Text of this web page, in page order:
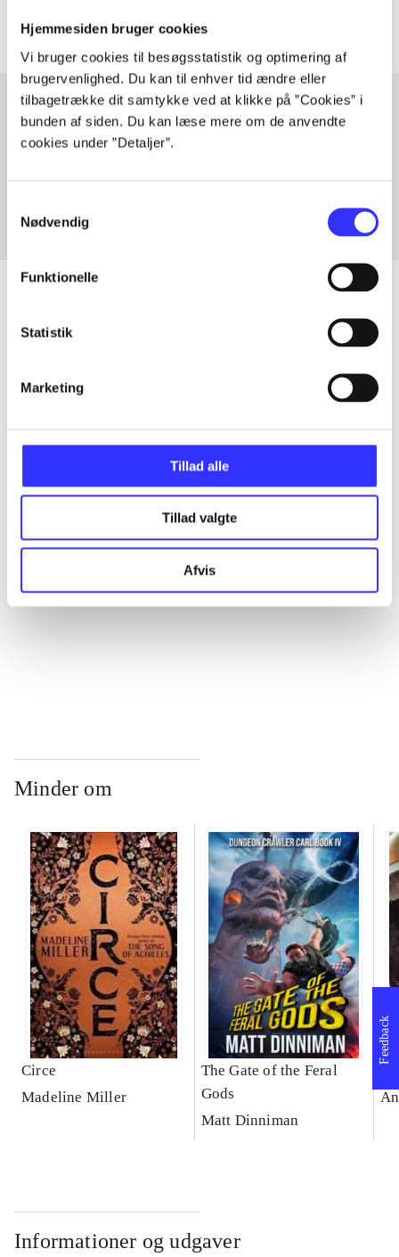
Hjemmesiden bruger cookies
Vi bruger cookies til besøgsstatistik og optimering af
brugervenlighed. Du kan til enhver tid ændre eller
tilbagetrække dit samtykke ved at klikke på ”Cookies” i
bunden af siden. Du kan læse mere om de anvendte
cookies under ”Detaljer”.
Nødvendig
Funktionelle
Statistik
Marketing
Tillad alle
Tillad valgte
Afvis
Artikler med samme emner
...
...
Minder om
Circe
Madeline Miller
The Gate of the Feral
Gods
Matt Dinniman
Informationer og udgaver
Feedback